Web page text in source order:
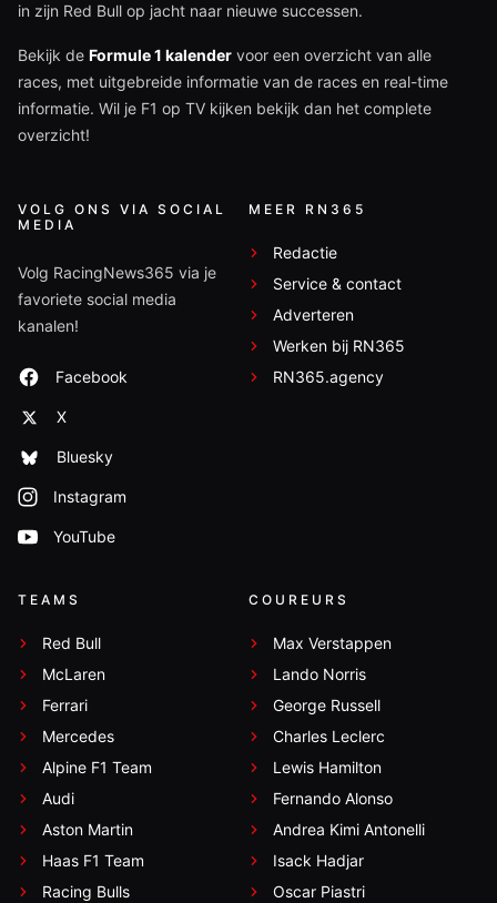
in zijn Red Bull op jacht naar nieuwe successen.
Bekijk de Formule 1 kalender voor een overzicht van alle
races, met uitgebreide informatie van de races en real-time
informatie. Wil je F1 op TV kijken bekijk dan het complete
overzicht!
VOLG ONS VIA SOCIAL
MEDIA
Volg RacingNews365 via je
favoriete social media
kanalen!
Facebook
X
Bluesky
Instagram
YouTube
MEER RN365
Redactie
Service & contact
Adverteren
Werken bij RN365
RN365.agency
TEAMS
Red Bull
McLaren
Ferrari
Mercedes
Alpine F1 Team
Audi
Aston Martin
Haas F1 Team
Racing Bulls
COUREURS
Max Verstappen
Lando Norris
George Russell
Charles Leclerc
Lewis Hamilton
Fernando Alonso
Andrea Kimi Antonelli
Isack Hadjar
Oscar Piastri